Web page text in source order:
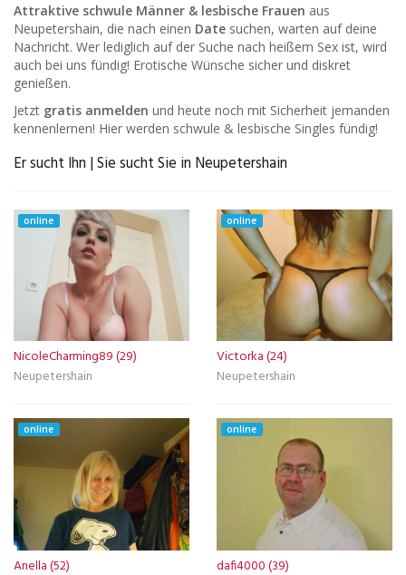
Attraktive schwule Männer & lesbische Frauen aus
Neupetershain, die nach einen Date suchen, warten auf deine
Nachricht. Wer lediglich auf der Suche nach heißem Sex ist, wird
auch bei uns fündig! Erotische Wünsche sicher und diskret
genießen.
Jetzt gratis anmelden und heute noch mit Sicherheit jemanden
kennenlernen! Hier werden schwule & lesbische Singles fündig!
Er sucht Ihn | Sie sucht Sie in Neupetershain
online
NicoleCharming89 (29)
Neupetershain
online
Victorka (24)
Neupetershain
online
Anella (52)
online
dafi4000 (39)